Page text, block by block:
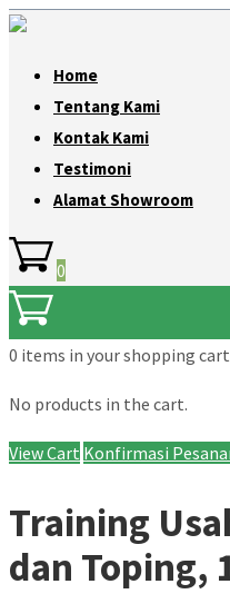
Home
Tentang Kami
Kontak Kami
Testimoni
Alamat Showroom
0
0 items in your shopping cart
No products in the cart.
View Cart Konfirmasi
Training
dan Toping,